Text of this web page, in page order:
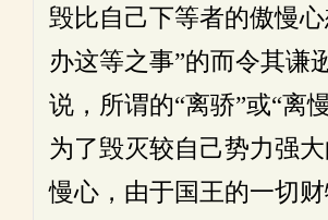
毁比自己下等者的傲慢
办这等之事”的而令其谦
说，所谓的“离骄”或“离
为了毁灭较自己势力强
慢心，由于国王的一切